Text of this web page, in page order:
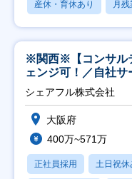
産休・育休あり 月
※関西※【コンサル
ェンジ可！／自社
シェアフル株式会社
大阪府
400万~571万
正社員採用 土日祝休